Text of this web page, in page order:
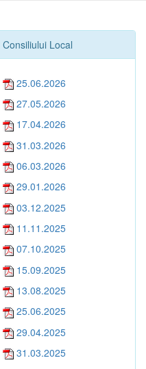
Local
25.06.2026
27.05.2026
17.04.2026
31.03.2026
06.03.2026
29.01.2026
03.12.2025
11.11.2025
07.10.2025
15.09.2025
13.08.2025
25.06.2025
29.04.2025
31.03.2025